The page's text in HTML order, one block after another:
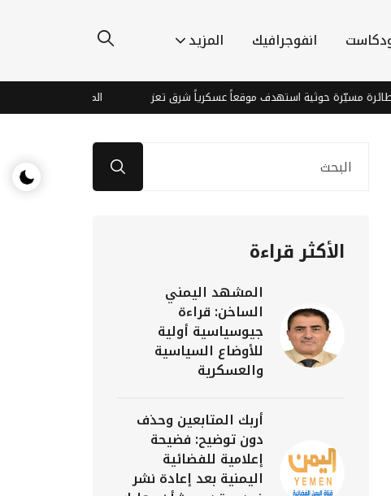
انفوجرافيك المزيد
حوثية استهدف موقعاً عسكرياً شرق تعز المعركة المؤجلة... إلى متى تبقى
الأكثر قراءة
المشهد اليمني
الساخن: قراءة
جيوسياسية أولية
للأوضاع السياسية
والعسكرية
أربك المتابعين وحذف
دون توضيح: فضيحة
إعلامية للفضائية
اليمنية بعد إعادة نشر